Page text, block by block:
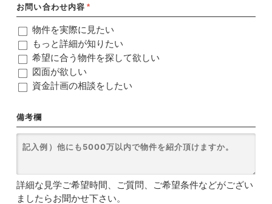
お問い合わせ内容 *
物件を実際に見たい
もっと詳細が知りたい
希望に合う物件を探して欲しい
図面が欲しい
資金計画の相談をしたい
備考欄
詳細な見学ご希望時間、ご質問、ご希望条件などがござい
ましたらお聞かせ下さい。